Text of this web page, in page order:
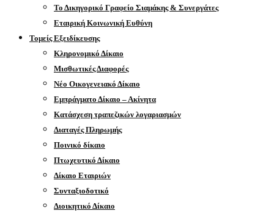
Το Δικηγορικό Γραφείο Σιαμάκης & Συνεργάτες
Εταιρική Κοινωνική Ευθύνη
Τομείς Εξειδίκευσης
Κληρονομικό Δίκαιο
Μισθωτικές Διαφορές
Νέο Οικογενειακό Δίκαιο
Εμπράγματο Δίκαιο – Ακίνητα
Κατάσχεση τραπεζικών λογαριασμών
Διαταγές Πληρωμής
Ποινικό δίκαιο
Πτωχευτικό Δίκαιο
Δίκαιο Εταιριών
Συνταξιοδοτικό
Διοικητικό Δίκαιο